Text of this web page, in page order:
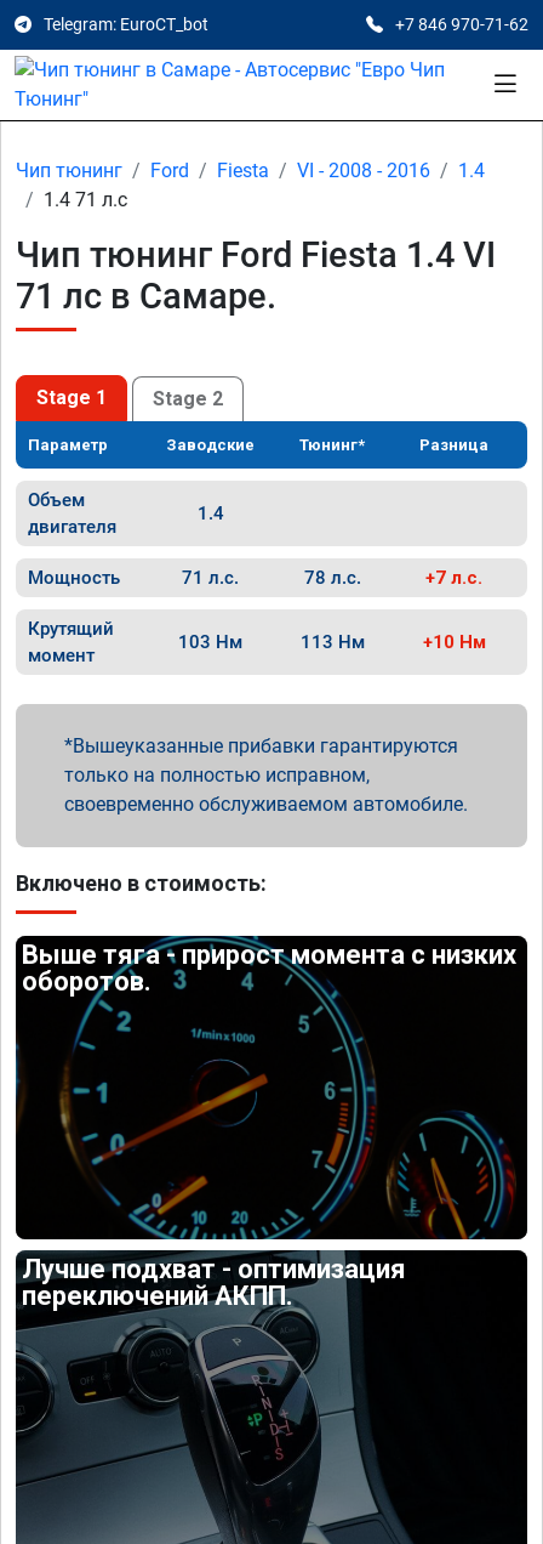
Telegram: EuroCT_bot +7 846 970-71-62
Чип тюнинг Ford Fiesta VI - 2008 - 2016
1.4
1.4 71 л.с
Чип тюнинг Ford Fiesta 1.4 VI
71 лс в Самаре.
Stage 1 Stage 2
Параметр Заводские Тюнинг* Разница
Объем
двигателя
1.4
Мощность 71 л.с. 78 л.с. +7 л.с.
Крутящий
момент
103 Нм 113 Нм +10 Нм
Вышеуказанные прибавки гарантируются
только на полностью исправном,
своевременно обслуживаемом автомобиле.
Включено в стоимость:
Выше тяга - прирост момента с низких
оборотов.
Лучше подхват - оптимизация
переключений АКПП.